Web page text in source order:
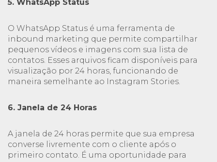
5. WhatsApp Status
O WhatsApp Status é uma ferramenta de
inbound marketing que permite compartilhar
pequenos vídeos e imagens com sua lista de
contatos. Esses arquivos ficam disponíveis para
visualização por 24 horas, funcionando de
maneira semelhante ao Instagram Stories.
6. Janela de 24 Horas
A janela de 24 horas permite que sua empresa
converse livremente com o cliente após o
primeiro contato. É uma oportunidade para